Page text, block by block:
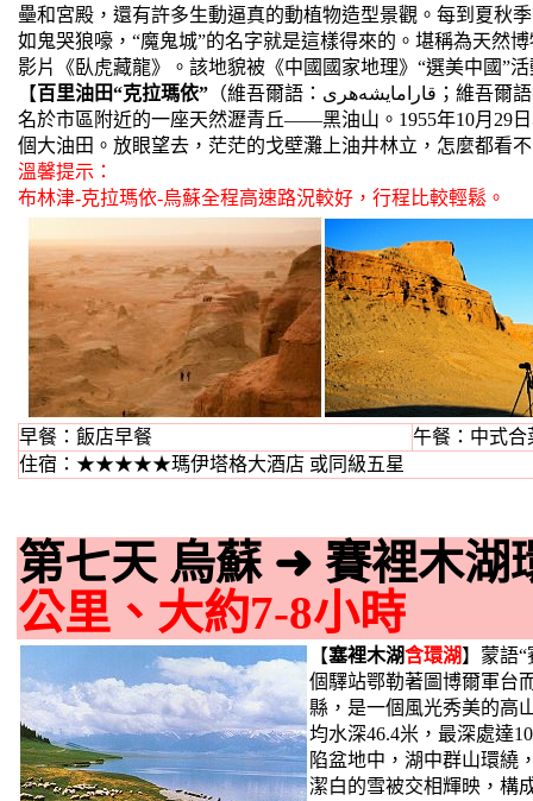
壘和宮殿，還有許多生動逼真的動植物造型景觀。每到夏秋
如鬼哭狼嚎，“魔鬼城”的名字就是這樣得來的。堪稱為天然
影片《臥虎藏龍》。該地貌被《中國國家地理》“選美中國”
【百里油田“克拉瑪依” （維吾爾語：قارامايشەھرى；維吾爾語拉丁化：Qaramay；英語：Karamay或Karamai），系維吾爾語“黑油”的音譯，得
名於市區附近的一座天然瀝青丘——黑油山。1955年10月29
個大油田。放眼望去，茫茫的戈壁灘上油井林立，怎麼都看
溫馨提示：
布林津-克拉瑪依-烏蘇全程高速路況較好，行程比較輕鬆。
早餐：飯店早餐
午餐：中式合
住宿：★★★★★瑪伊塔格大酒店 或同級五星
第七天 烏蘇➜ 賽裡木湖
公里、大約7-8小時
【塞裡木湖含環湖】蒙語
個驛站鄂勒著圖博爾軍台
縣，是一個風光秀美的高
均水深46.4米，最深處達
陷盆地中，湖中群山環繞
潔白的雪被交相輝映，構